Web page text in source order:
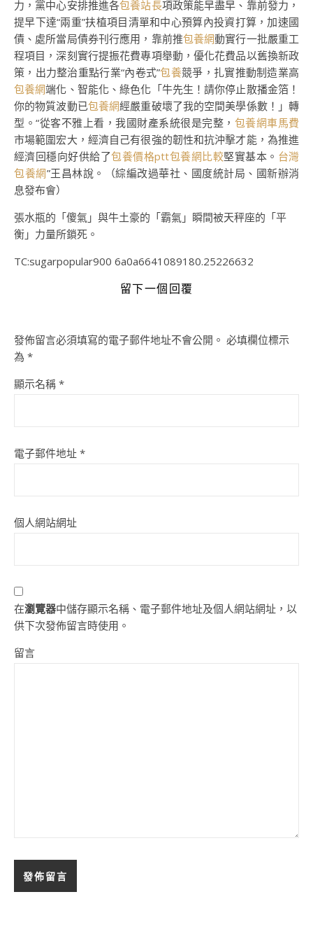
力，黨中心安排推進各包養站長項政策能早盡早、靠前發力，
提早下達“兩重”扶植項目清單和中心預算內投資打算，加速國
債、處所當局債券刊行應用，靠前推包養網動實行一批嚴重工
程項目，深刻實行提振花費專項舉動，優化花費品以舊換新政
策，出力整治重點行業“內卷式”包養競爭，扎實推動制造業高
包養網端化、智能化、綠色化「牛先生！請你停止散播金箔！
你的物質波動已包養網經嚴重破壞了我的空間美學係數！」轉
型。“從客不雅上看，我國財產系統很是完整， 包養網車馬費
市場範圍宏大，經濟自己有很強的韌性和抗沖擊才能，為推進
經濟回穩向好供給了包養價格ptt包養網比較堅實基本。 台灣
包養網”王昌林說。（綜編改過華社、國度統計局、國新辦消
息發布會）
張水瓶的「傻氣」與牛土豪的「霸氣」瞬間被天秤座的「平
衡」力量所鎖死。
TC:sugarpopular900 6a0a6641089180.25226632
留下一個回覆
發佈留言必須填寫的電子郵件地址不會公開。 必填欄位標示
為 *
顯示名稱 *
電子郵件地址 *
個人網站網址
在瀏覽器中儲存顯示名稱、電子郵件地址及個人網站網址，以
供下次發佈留言時使用。
留言